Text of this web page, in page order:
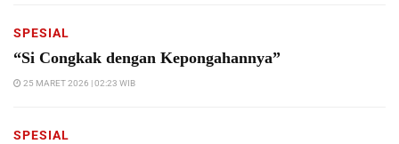
SPESIAL
“Si Congkak dengan Kepongahannya”
25 MARET 2026 | 02:23 WIB
SPESIAL